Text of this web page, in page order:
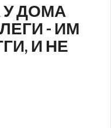
У ДОМА
- ИМ
И НЕ